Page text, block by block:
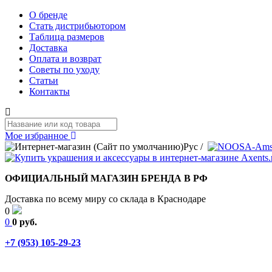
О бренде
Стать дистрибьютором
Таблица размеров
Доставка
Оплата и возврат
Советы по уходу
Статьи
Контакты
Мое избранное
Рус /
ОФИЦИАЛЬНЫЙ МАГАЗИН БРЕНДА В РФ
Доставка по всему миру со склада в Краснодаре
0
0 0 руб.
+7 (953) 105-29-23